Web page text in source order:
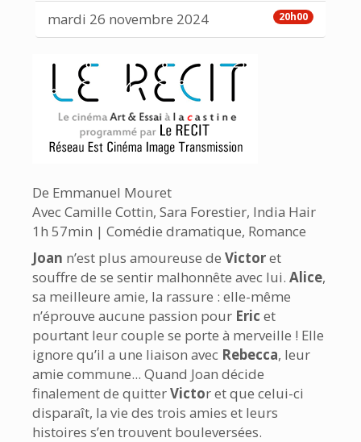
20h00
mardi 26 novembre 2024
De Emmanuel Mouret
Avec Camille Cottin, Sara Forestier, India Hair
1h 57min | Comédie dramatique, Romance
Joan n’est plus amoureuse de Victoret
souffre de se sentir malhonnête avec lui. Alice,
sa meilleure amie, la rassure : elle-même
n’éprouve aucune passion pour Eric et
pourtant leur couple se porte à merveille ! Elle
ignore qu’il a une liaison avec Rebecca, leur
amie commune... Quand Joan décide
finalement de quitterVictor et que celui-ci
disparaît, la vie des trois amies et leurs
histoires s’en trouvent bouleversées.